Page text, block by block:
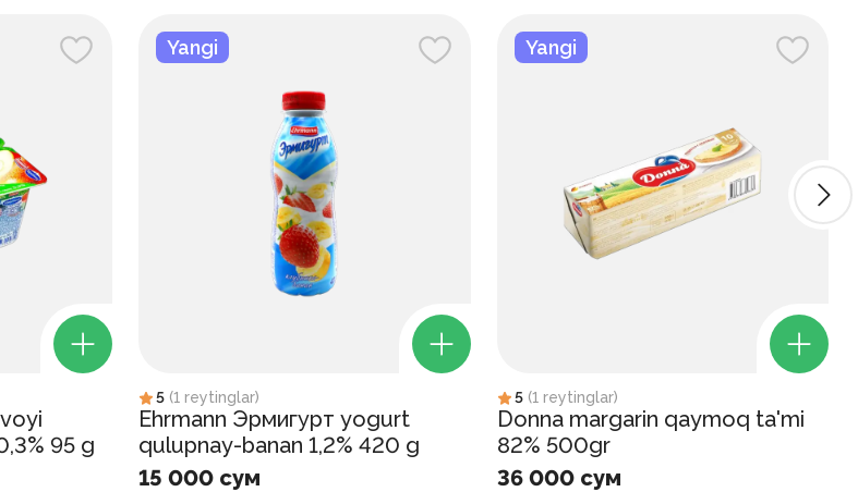
95 g
Yangi
5 (1 reytinglar)
Ehrmann Эрмигурт yogurt
qulupnay-banan 1,2% 420 g
15 000 сум
Yangi
5 (1 reytinglar)
Donna margarin qaymoq ta'mi
82% 500gr
36 000 сум